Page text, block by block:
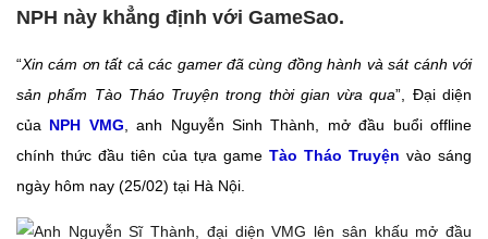
NPH này khẳng định với GameSao.
“Xin cám ơn tất cả các gamer đã cùng đồng hành và sát cánh với
sản phẩm Tào Tháo Truyện trong thời gian vừa qua”, Đại diện
của NPH VMG , anh Nguyễn Sinh Thành, mở đầu buổi offline
chính thức đầu tiên của tựa game Tào Tháo Truyện vào sáng
ngày hôm nay (25/02) tại Hà Nội.